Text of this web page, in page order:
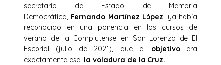
secretario de Estado de Memoria
Democrática, Fernando Martínez López, ya había
reconocido en una ponencia en los cursos de
verano de la Complutense en San Lorenzo de El
Escorial (julio de 2021), que el objetivo era
exactamente ese: la voladura de la Cruz.